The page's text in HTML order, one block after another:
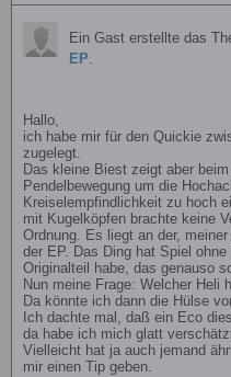
Ein Gast erstellte das
EP.
Hallo,
ich habe mir für den Quickie
zugelegt.
Das kleine Biest zeigt aber
Pendelbewegung um die
Kreiselempfindlichkeit zu hoch
mit Kugelköpfen brachte keine
Ordnung. Es liegt an der,
der EP. Das Ding hat Spiel
Originalteil habe, das genauso
Nun meine Frage: Welcher Heli
Da könnte ich dann die Hülse
Ich dachte mal, daß ein Eco
da habe ich mich glatt
Vielleicht hat ja auch jemand
mir einen Tip geben.